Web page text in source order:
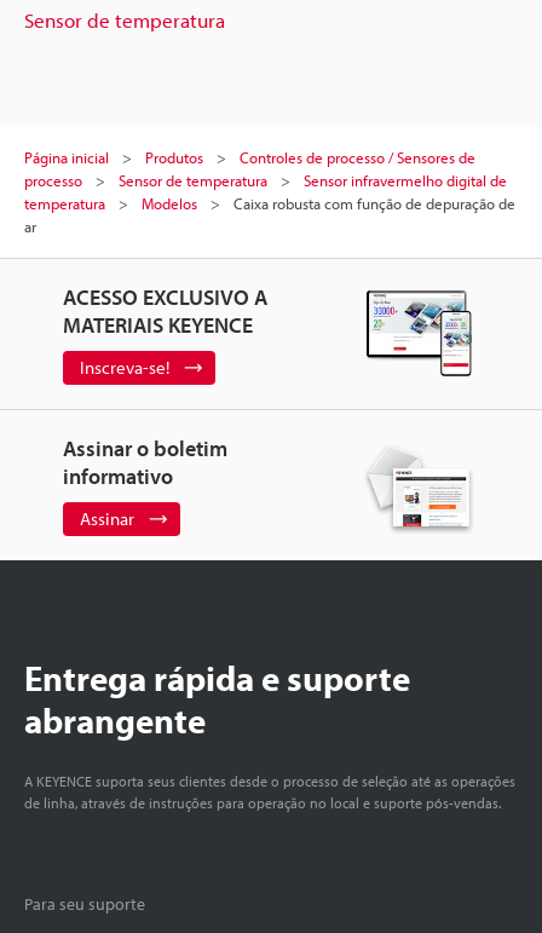
Sensor de temperatura
Página inicial Produtos
Controles de processo / Sensores de
processo
Sensor de temperatura
Sensor infravermelho digital de
temperatura
Modelos
Caixa robusta com função de depuração de
ar
ACESSO EXCLUSIVO A
MATERIAIS KEYENCE
Inscreva-se!
Assinar o boletim
informativo
Assinar
Entrega rápida e suporte
abrangente
A KEYENCE suporta seus clientes desde o processo de seleção até as operações
de linha, através de instruções para operação no local e suporte pós-vendas.
Para seu suporte